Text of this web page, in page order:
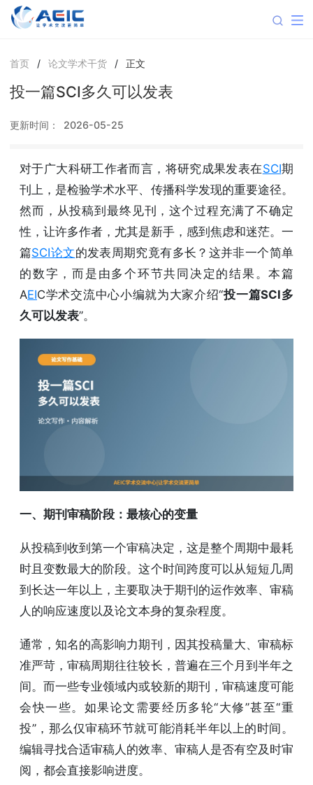
首页 / 论文学术干货 / 正文
投一篇SCI多久可以发表
更新时间： 2026-05-25
对于广大科研工作者而言，将研究成果发表在SCI期
刊上，是检验学术水平、传播科学发现的重要途径。
然而，从投稿到最终见刊，这个过程充满了不确定
性，让许多作者，尤其是新手，感到焦虑和迷茫。一
篇SCI论文的发表周期究竟有多长？这并非一个简单
的数字，而是由多个环节共同决定的结果。本篇
AEIC学术交流中心小编就为大家介绍“投一篇SCI多
久可以发表”。
一、期刊审稿阶段：最核心的变量
从投稿到收到第一个审稿决定，这是整个周期中最耗
时且变数最大的阶段。这个时间跨度可以从短短几周
到长达一年以上，主要取决于期刊的运作效率、审稿
人的响应速度以及论文本身的复杂程度。
通常，知名的高影响力期刊，因其投稿量大、审稿标
准严苛，审稿周期往往较长，普遍在三个月到半年之
间。而一些专业领域内或较新的期刊，审稿速度可能
会快一些。如果论文需要经历多轮“大修”甚至“重
投”，那么仅审稿环节就可能消耗半年以上的时间。
编辑寻找合适审稿人的效率、审稿人是否有空及时审
阅，都会直接影响进度。